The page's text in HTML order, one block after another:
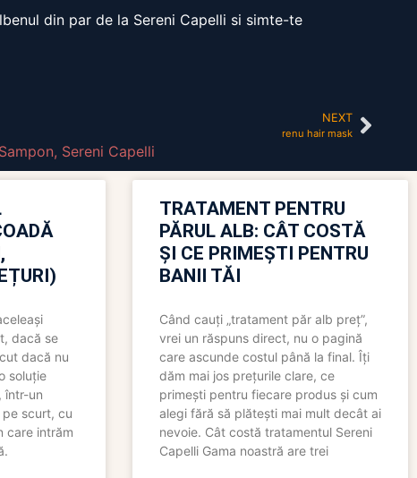
din par de la Sereni Capelli si simte-te
NEXT
renu hair mask
Sampon, Sereni Capelli
dacă se
dacă nu
soluție
într-un
scurt, cu
care intrăm
TRATAMENT PENTRU
PĂRUL ALB: CÂT COSTĂ
ȘI CE PRIMEȘTI PENTRU
BANII TĂI
Când cauți „tratament păr alb preț”,
vrei un răspuns direct, nu o pagină
care ascunde costul până la final. Îți
dăm mai jos prețurile clare, ce
primești pentru fiecare produs și cum
alegi fără să plătești mai mult decât ai
nevoie. Cât costă tratamentul Sereni
Capelli Gama noastră are trei